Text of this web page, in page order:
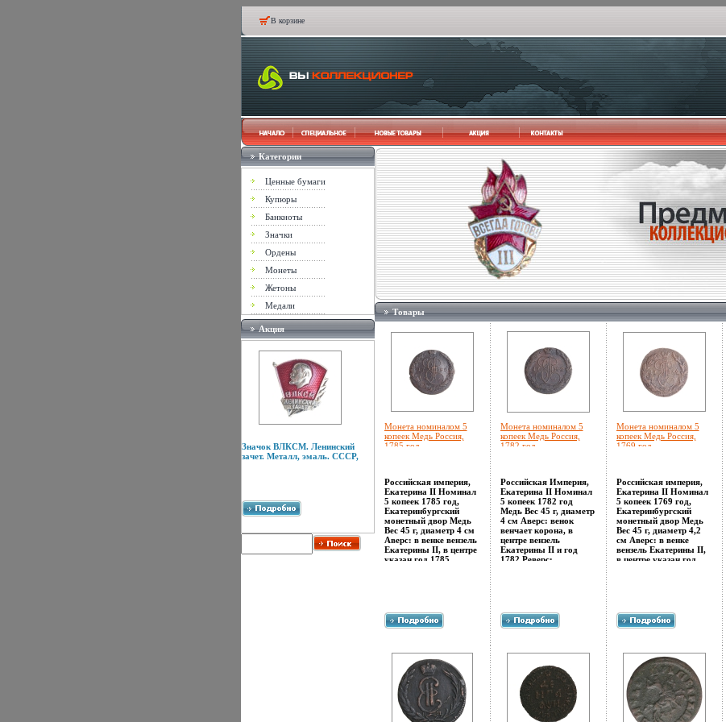
В корзине
Категории
Ценные бумаги
Купюры
Банкноты
Значки
Ордены
Монеты
Жетоны
Медали
Акция
Значок ВЛКСМ. Ленинский
зачет. Металл, эмаль. СССР,
Товары
Монета номиналом 5
копеек Медь Россия,
1785 год
Российская империя,
Екатерина II Номинал
5 копеек 1785 год,
Екатеринбургский
монетный двор Медь
Вес 45 г, диаметр 4 см
Аверс: в венке вензель
Екатерины II, в центре
указан год 1785
буквы "Е М" Ниже на
ленте надпись "Пять
вправо Гурт
нечитаемый Край
монеты неровный
Соотношение осей
аверса и реверса: 12
Сохранность хорошая
Потерббисьты
Монета номиналом 5
копеек Медь Россия,
1782 год
Российская Империя,
Екатерина II Номинал
5 копеек 1782 год
Медь Вес 45 г, диаметр
4 см Аверс: венок
венчает корона, в
центре вензель
Екатерины II и год
1782 Реверc:
надпись "Пять копеек"
Гурт сетчатый
Сохранность хорошая
Немного потерты
выступающие части
рельефа.
Монета номиналом 5
копеек Медь Россия,
1769 год
Российская империя,
Екатерина II Номинал
5 копеек 1769 год,
Екатеринбургский
монетный двор Медь
Вес 45 г, диаметр 4,2
см Аверс: в венке
вензель Екатерины II,
в центре указан год
ленте надпись "Пять
копеек" Гурт сетчатый
Сохранность хорошая
Потерты выступающие
части рельефа.